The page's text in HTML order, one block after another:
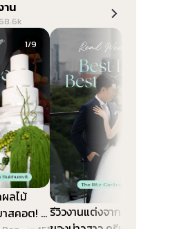
น
68.6k
1/9
ลไม้
สคอต! @
Slide 1 of 9
รีวิวงานแต่งจาก Best Color